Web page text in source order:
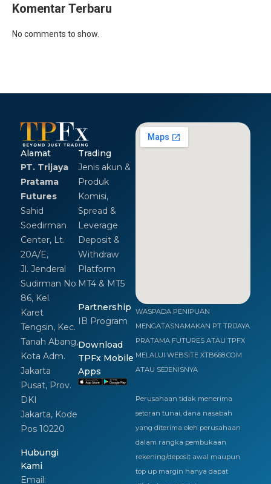
Komentar Terbaru
No comments to show.
Alamat
PT. Trijaya
Pratama
Futures
Sahid
Soedirman
Center, Lt.
20A/E,
Jl. Jenderal
Sudirman No
86, Kel.
Karet
Tengsin, Kec.
Tanah Abang,
Kota Adm.
Jakarta
Pusat, Prov.
DKI
Jakarta, Kode
Pos 10220
Hubungi
Kami
Email:
Trading
Jenis akun &
Produk
Komisi,
Spread &
Leverage
Deposit &
Withdraw
Platform
MT4 & MT5
Partnership
IB Program
Download
TPFx Mobile
Apps
WASPADA PENIPUAN
MENGATASNAMAKAN PT TRIJAYA
PRATAMA FUTURES ATAU TPFX
MELALUI WEBSITE XTB668.COM
ATAU SEJENISNYA
Perusahaan tidak menerima
setoran tunai, dana nasabah
yang diterima oleh perusahaan
dalam rangka pembukaan
rekening/deposit awal maupun
top up margin hanya dapat